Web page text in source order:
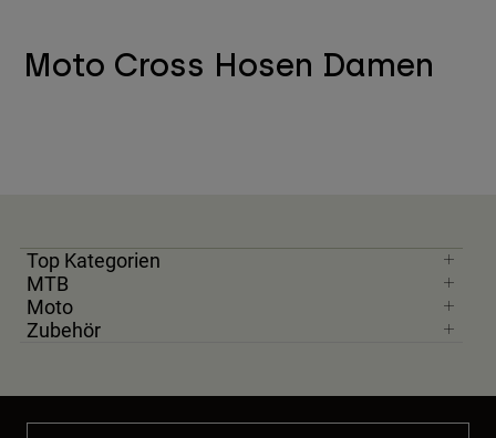
Moto Cross Hosen Damen
Top Kategorien
MTB
Moto
Zubehör